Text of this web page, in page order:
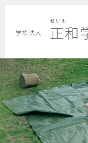
学校法人
せいわ
正和